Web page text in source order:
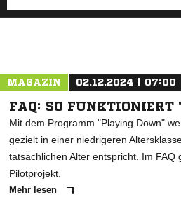
MAGAZIN 02.12.2024 | 07:00
FAQ: SO
Mit dem Programm "Playing Down"
gezielt in einer niedrigeren
tatsächlichen Alter entspricht. Im FAQ
Pilotprojekt.
Mehr lesen